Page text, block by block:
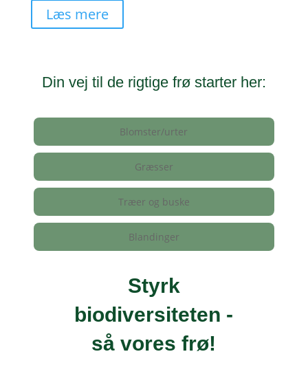
Læs mere
Din vej til de rigtige frø starter her:
Blomster/urter
Græsser
Træer og buske
Blandinger
Styrk
biodiversiteten -
så vores frø!